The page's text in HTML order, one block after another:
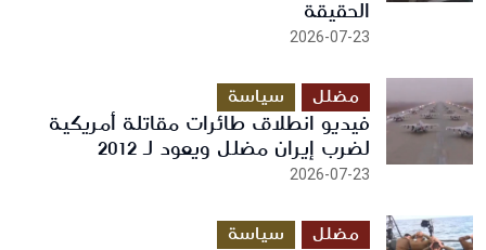
الحقيقة
2026-07-23
مضلل سياسة
فيديو انطلاق طائرات مقاتلة أمريكية
لضرب إيران مضلل ويعود لـ 2012
2026-07-23
مضلل سياسة